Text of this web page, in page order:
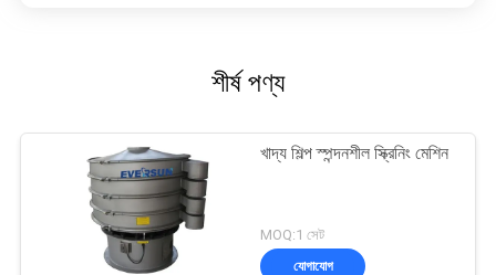
শীর্ষ পণ্য
খাদ্য শিল্প স্পন্দনশীল স্ক্রিনিং মেশিন
MOQ:1 সেট
যোগাযোগ